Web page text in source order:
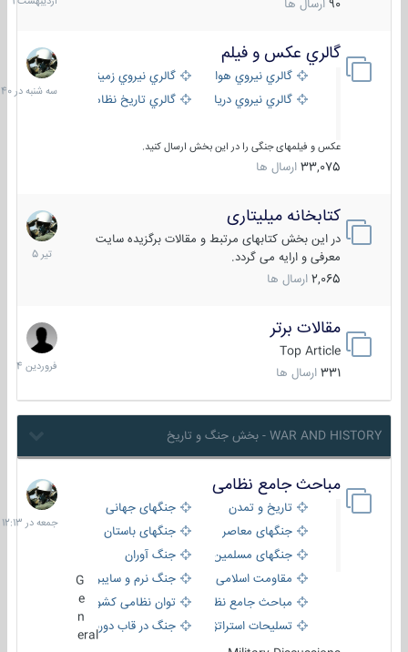
90 ارسال ها
گالري عكس و فيلم
گالري نيروي هوايي
گالري نيروي زميني
گالري نيروي دريايي
گالري تاریخ نظامی
عکس و فیلمهای جنگی را در این بخش ارسال کنید.
33,075 ارسال ها
سه
شنبه
در
کتابخانه میلیتاری
در این بخش کتابهای مرتبط و مقالات برگزیده سایت
معرفی و ارایه می گردد.
2,065 ارسال ها
16
تیر
1405
مقالات برتر
Top Article
331 ارسال ها
29
فروردین
1404
WAR AND HISTORY - بخش جنگ و تاریخ
مباحث جامع نظامی
تاریخ و تمدن
جنگهای جهانی
جنگهای معاصر
جنگهای باستان
جنگهای مسلمین
جنگ آوران
مقاومت اسلامی
جنگ نرم و سایبری
مباحث جامع نظامی
توان نظامی کشورها
تسلیحات استراتژیک
جنگ در قاب دوربین
eral
جمعه
در
12:13